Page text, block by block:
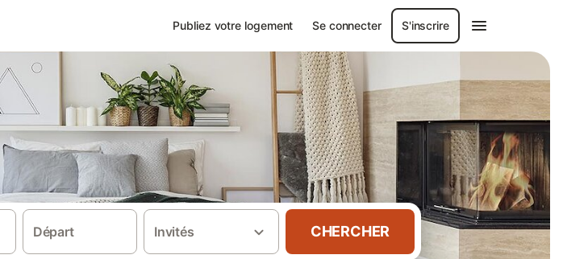
Publiez votre logement Se connecter S'inscrire
Départ Invités CHERCHER